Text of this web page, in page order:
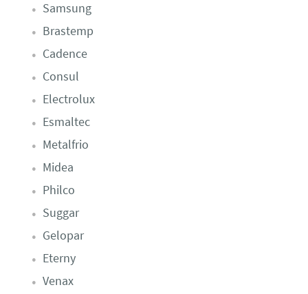
Samsung
Brastemp
Cadence
Consul
Electrolux
Esmaltec
Metalfrio
Midea
Philco
Suggar
Gelopar
Eterny
Venax